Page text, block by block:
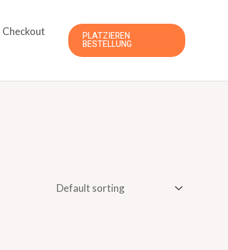
Checkout
PLATZIEREN
BESTELLUNG